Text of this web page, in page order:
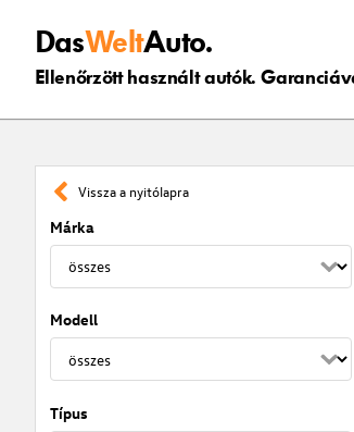
DasWeltAuto.
Ellenőrzött használt autók.
Vissza a nyitólapra
Márka
Modell
Típus